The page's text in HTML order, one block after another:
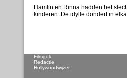
Hamlin en Rinna hadden het
kinderen. De idylle dondert in
Filmgek
Redactie
Hollywoodwijzer